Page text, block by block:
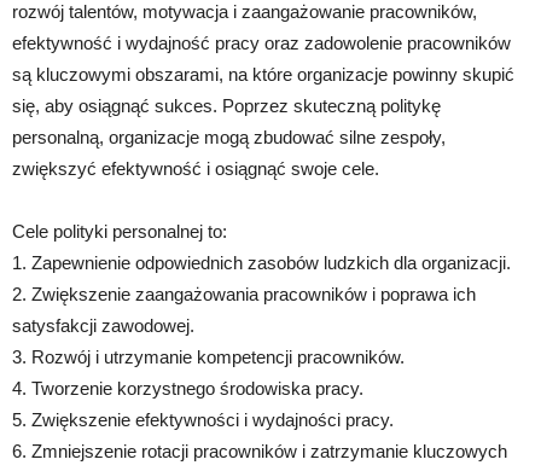
rozwój talentów, motywacja i zaangażowanie pracowników,
efektywność i wydajność pracy oraz zadowolenie pracowników
są kluczowymi obszarami, na które organizacje powinny skupić
się, aby osiągnąć sukces. Poprzez skuteczną politykę
personalną, organizacje mogą zbudować silne zespoły,
zwiększyć efektywność i osiągnąć swoje cele.
Cele polityki personalnej to:
1. Zapewnienie odpowiednich zasobów ludzkich dla organizacji.
2. Zwiększenie zaangażowania pracowników i poprawa ich
satysfakcji zawodowej.
3. Rozwój i utrzymanie kompetencji pracowników.
4. Tworzenie korzystnego środowiska pracy.
5. Zwiększenie efektywności i wydajności pracy.
6. Zmniejszenie rotacji pracowników i zatrzymanie kluczowych